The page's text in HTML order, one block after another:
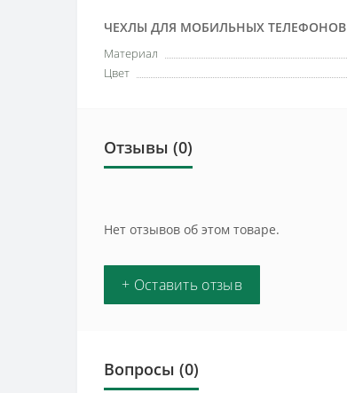
ЧЕХЛЫ ДЛЯ МОБИЛЬНЫХ ТЕЛЕФОНОВ
Материал
Цвет
Отзывы (0)
Нет отзывов об этом товаре.
+ Оставить отзыв
Вопросы (0)